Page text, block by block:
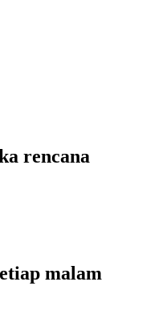
rencana
malam